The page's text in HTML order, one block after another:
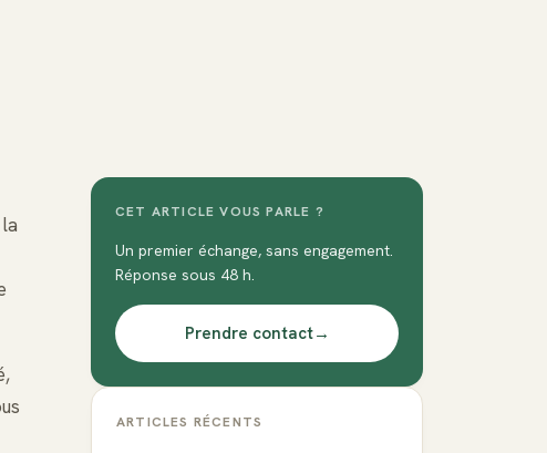
CET ARTICLE VOUS PARLE ?
Un premier échange, sans engagement.
Réponse sous 48 h.
Prendre contact→
ARTICLES RÉCENTS